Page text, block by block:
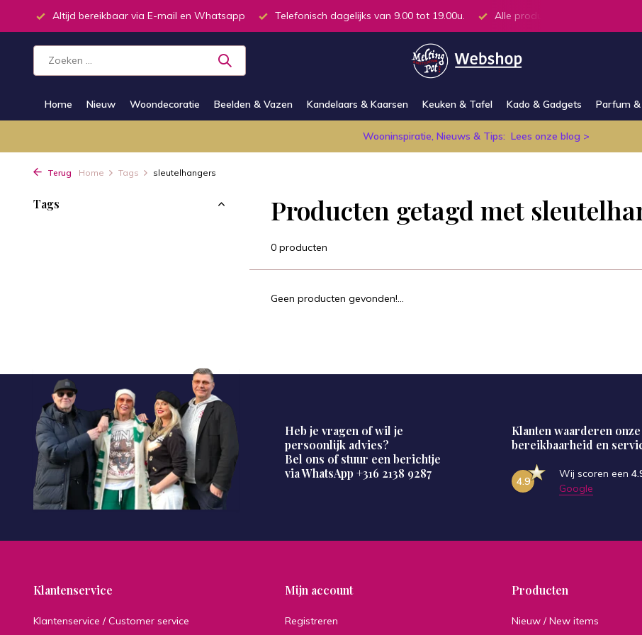
Altijd bereikbaar via E-mail en Whatsapp Telefonisch dagelijks van 9.00 tot 19.00u. Alle producten op voorraad in
Home Nieuw Woondecoratie Beelden & Vazen Kandelaars & Kaarsen Keuken & Tafel Kado & Gadgets Parfum &
Wooninspiratie, Nieuws & Tips: Lees onze blog >
Terug Home Tags sleutelhangers
Tags Producten getagd met
0 producten
Geen producten gevonden!...
Heb je vragen of wil je
persoonlijk advies?
Bel ons of stuur een berichtje
via WhatsApp +316 2138 9287
Klanten waarderen onze
bereikbaarheid en
4.9
Wij scoren een
Google
Klantenservice
Klantenservice / Customer service
Mijn account
Registreren
Producten
Nieuw / New items